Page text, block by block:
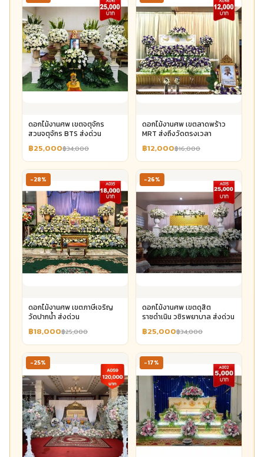
ดอกไม้งานศพ เขตจตุจักร
สวนจตุจักร BTS ส่งด่วน
฿25,000฿34,000
ดอกไม้งานศพ เขตลาดพร้าว
MRT ส่งถึงวัดตรงเวลา
฿12,000฿16,000
-28%
ดอกไม้งานศพ เขตภาษีเจริญ
วัดปากน้ำ ส่งด่วน
฿18,000฿25,000
-26%
ดอกไม้งานศพ เขตดุสิต
ราชดำเนิน วชิรพยาบาล ส่งด่วน
฿25,000฿34,000
-25% -17%